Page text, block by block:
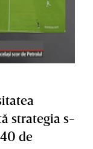
strategia s-
de